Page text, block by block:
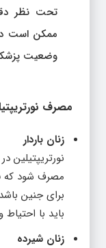
تحت نظر
ممکن است
وضعیت
مصرف
زنان باردار
نورتریپتیلین
مصرف شود که
برای جنین
باید با
زنان شیرده